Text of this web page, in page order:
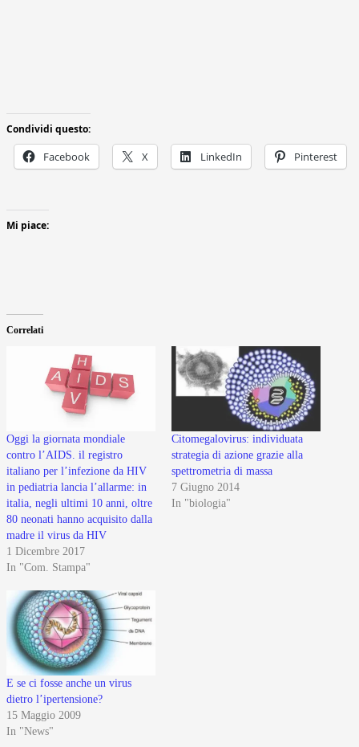
Condividi questo:
Facebook X LinkedIn Pinterest
Mi piace:
Correlati
Oggi la giornata mondiale
contro l’AIDS. il registro
italiano per l’infezione da HIV
in pediatria lancia l’allarme: in
italia, negli ultimi 10 anni, oltre
80 neonati hanno acquisito dalla
madre il virus da HIV
1 Dicembre 2017
In "Com. Stampa"
Citomegalovirus: individuata
strategia di azione grazie alla
spettrometria di massa
7 Giugno 2014
In "biologia"
E se ci fosse anche un virus
dietro l’ipertensione?
15 Maggio 2009
In "News"